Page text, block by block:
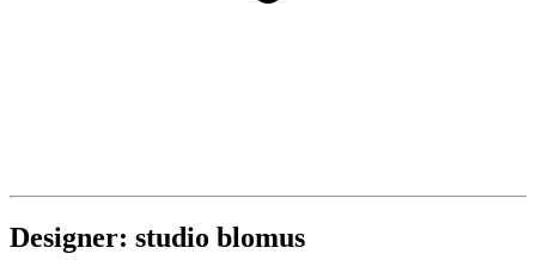
Designer: studio blomus